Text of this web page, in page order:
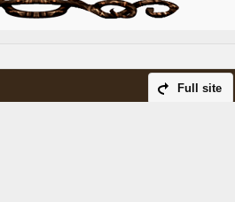
Full site